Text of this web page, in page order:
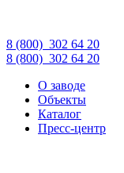
8 (800) 302 64 20
8 (800) 302 64 20
О заводе
Объекты
Каталог
Пресс-центр